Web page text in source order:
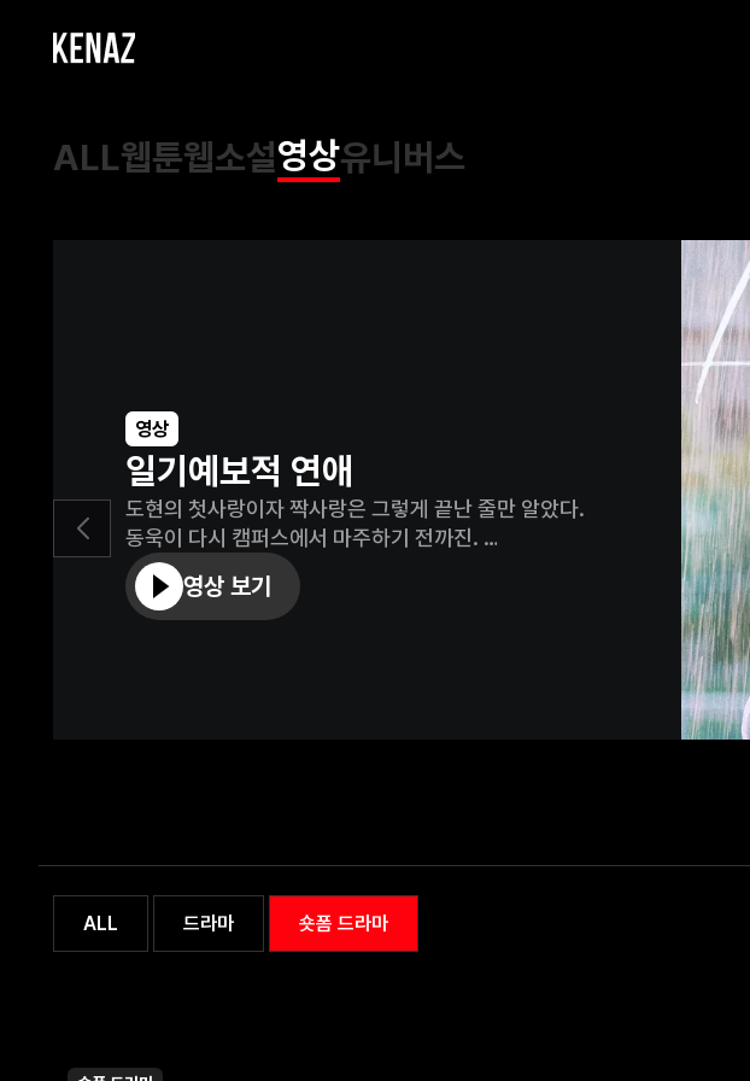
ALL웹툰웹소설영상유니버스
영상
일기예보적 연애
도현의 첫사랑이자 짝사랑은 그렇게 끝난 줄만 알았다.
동욱이 다시 캠퍼스에서 마주하기 전까진.
도현은 동욱을 시합에 나가게 할 수 없다고 반대하지만 당장 앞둔 경기에
어쩔 수 없이 함께 시합을 나간다.
대신 둘만의 내기를 하게 되고, 팀의 승리를 이끈 동욱은 정식으로 농구
내기에서 이긴 동욱은 도현에게 같이 살자는 제안을 하며 둘은 함께 살게
영상 보기
ALL 드라마 숏폼 드라마